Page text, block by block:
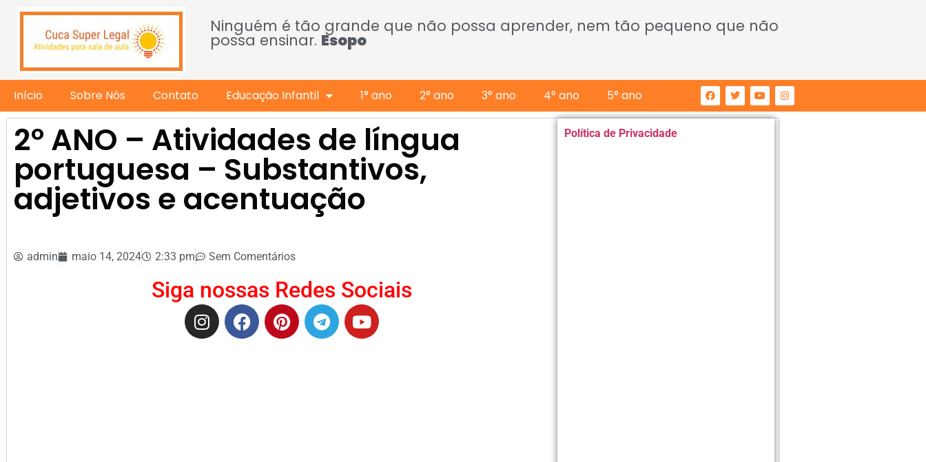
Ninguém é tão grande que não possa aprender, nem tão pequeno que não
possa ensinar. Esopo
Início Sobre Nós Contato Educação Infantil 1° ano 2° ano 3° ano 4° ano 5° ano
2º ANO – Atividades de língua
portuguesa – Substantivos,
adjetivos e acentuação
admin maio 14, 2024 2:33 pm Sem Comentários
Siga nossas Redes Sociais
Política de Privacidade